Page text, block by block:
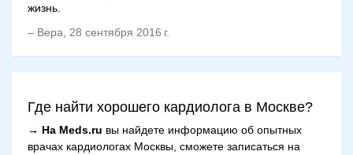
жизнь.
– Вера 28 сентября 2016 г.
Где найти хорошего кардиолога в Москве?
→ На Meds.ru вы найдете информацию об опытных
врачах кардиологах Москвы, сможете записаться на